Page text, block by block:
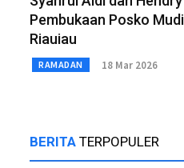
Pembukaan Posko
Riauiau
RAMADAN 18 Mar 2026
BERITA TERPOPULER